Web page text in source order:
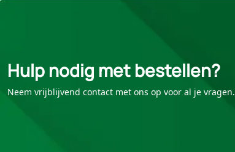
Hulp nodig met bestellen?
Neem vrijblijvend contact met ons op voor al je vragen.